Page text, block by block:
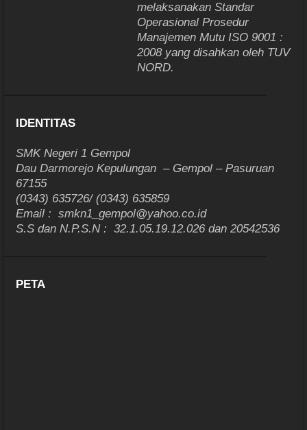
melaksanakan Standar
Operasional Prosedur
Manajemen Mutu ISO 9001 :
2008 yang disahkan oleh TUV
NORD.
IDENTITAS
SMK Negeri 1 Gempol
Dau Darmorejo Kepulungan – Gempol – Pasuruan
67155
(0343) 635726/ (0343) 635859
Email : smkn1_gempol@yahoo.co.id
S.S dan N.P.S.N : 32.1.05.19.12.026 dan 20542536
PETA